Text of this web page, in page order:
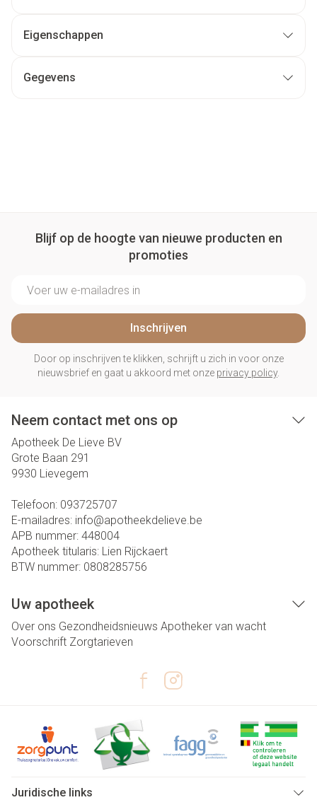
Eigenschappen
Gegevens
Blijf op de hoogte van nieuwe producten en
promoties
Inschrijven
Door op inschrijven te klikken, schrijft u zich in voor onze
nieuwsbrief en gaat u akkoord met onze privacy policy.
Neem contact met ons op
Apotheek De Lieve BV
Grote Baan 291
9930 Lievegem
Telefoon: 093725707
E-mailadres: info@apotheekdelieve.be
APB nummer: 448004
Apotheek titularis: Lien Rijckaert
BTW nummer: 0808285756
Uw apotheek
Over ons Gezondheidsnieuws Apotheker van wacht
Voorschrift Zorgtarieven
Juridische links